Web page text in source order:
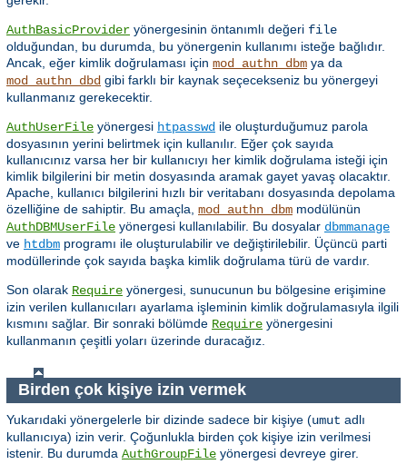
AuthBasicProvider yönergesinin öntanımlı değeri file
olduğundan, bu durumda, bu yönergenin kullanımı isteğe bağlıdır.
Ancak, eğer kimlik doğrulaması için mod_authn_dbm ya da
mod_authn_dbd gibi farklı bir kaynak seçecekseniz bu yönergeyi
kullanmanız gerekecektir.
AuthUserFile yönergesi htpasswd ile oluşturduğumuz parola
dosyasının yerini belirtmek için kullanılır. Eğer çok sayıda
kullanıcınız varsa her bir kullanıcıyı her kimlik doğrulama isteği için
kimlik bilgilerini bir metin dosyasında aramak gayet yavaş olacaktır.
Apache, kullanıcı bilgilerini hızlı bir veritabanı dosyasında depolama
özelliğine de sahiptir. Bu amaçla, mod_authn_dbm modülünün
AuthDBMUserFile yönergesi kullanılabilir. Bu dosyalar dbmmanage
ve htdbm programı ile oluşturulabilir ve değiştirilebilir. Üçüncü parti
modüllerinde çok sayıda başka kimlik doğrulama türü de vardır.
Son olarak Require yönergesi, sunucunun bu bölgesine erişimine
izin verilen kullanıcıları ayarlama işleminin kimlik doğrulamasıyla ilgili
kısmını sağlar. Bir sonraki bölümde Require yönergesini
kullanmanın çeşitli yoları üzerinde duracağız.
Birden çok kişiye izin vermek
Yukarıdaki yönergelerle bir dizinde sadece bir kişiye (umut adlı
kullanıcıya) izin verir. Çoğunlukla birden çok kişiye izin verilmesi
istenir. Bu durumda AuthGroupFile yönergesi devreye girer.